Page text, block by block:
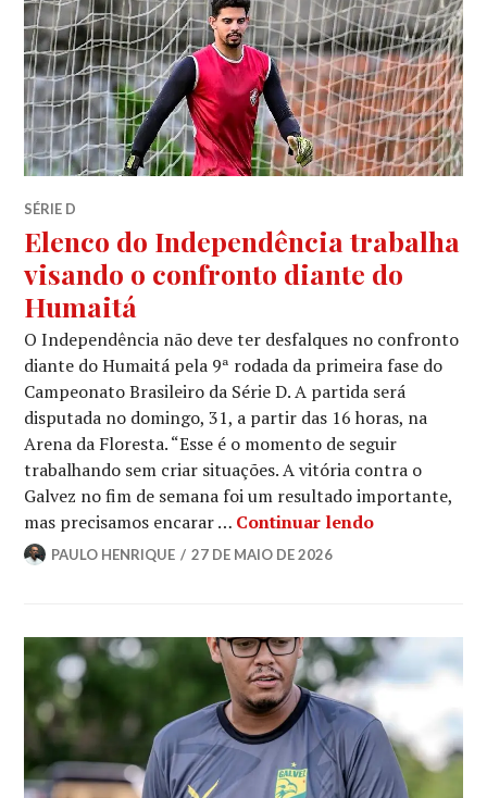
SÉRIE D
Elenco do Independência trabalha
visando o confronto diante do
Humaitá
O Independência não deve ter desfalques no confronto
diante do Humaitá pela 9ª rodada da primeira fase do
Campeonato Brasileiro da Série D. A partida será
disputada no domingo, 31, a partir das 16 horas, na
Arena da Floresta. “Esse é o momento de seguir
trabalhando sem criar situações. A vitória contra o
Galvez no fim de semana foi um resultado importante,
mas precisamos encarar … Continuar lendo
PAULO HENRIQUE 27 DE MAIO DE 2026